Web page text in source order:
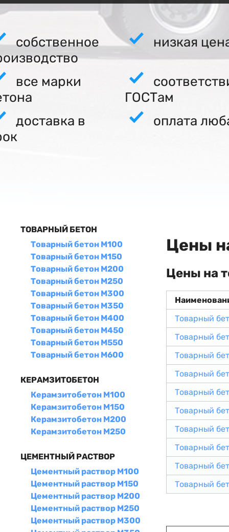
собственное
низкая
все марки
ГОСТам
доставка в
оплата
ТОВАРНЫЙ БЕТОН
Товарный бетон М100
Товарный бетон М150
Товарный бетон М200
Товарный бетон М250
Товарный бетон М300
Товарный бетон М350
Товарный бетон М400
Товарный бетон М450
Товарный бетон М550
Товарный бетон М600
КЕРАМЗИТОБЕТОН
Керамзитобетон М100
Керамзитобетон М150
Керамзитобетон М200
Керамзитобетон М250
ЦЕМЕНТНЫЙ РАСТВОР
Цементный раствор М100
Цементный раствор М150
Цементный раствор М200
Цементный раствор М250
Цементный раствор М300
Цены
Цены на
Товарный
Товарный
Товарный
Товарный
Товарный
Товарный
Товарный
Товарный
Товарный
Товарный